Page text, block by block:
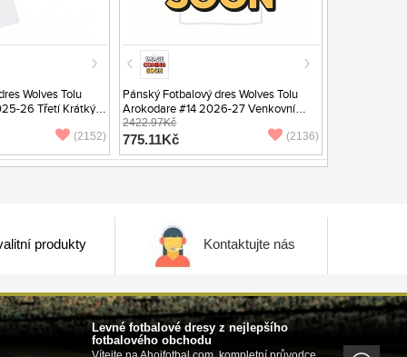
Wolves Tolu
26 Třetí Krátký
(2152)
Pánský Fotbalový dres Wolves Tolu
Arokodare #14 2026-27 Venkovní
Krátký Rukáv
2422.97Kč
775.11Kč (2136)
produkty Kontaktujte nás
Levné fotbalové dresy z nejlepšího
fotbalového obchodu